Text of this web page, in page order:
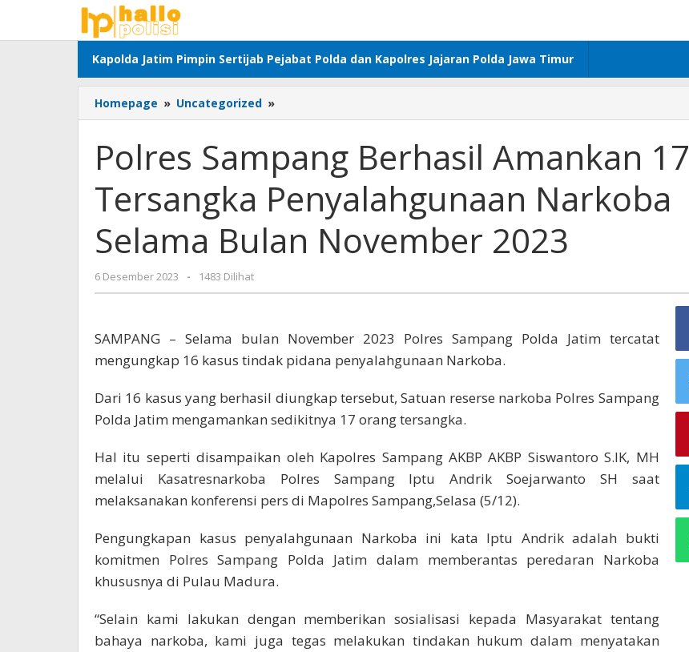
konten
Kapolda Jatim Pimpin Sertijab Pejabat Polda dan Kapolres Jajaran Polda Jawa Timur
Homepage » Uncategorized »
Sampang
Amankan
17
Tersangka
Penyalahgunaan
Narkoba
Selama
Bulan
Polres Sampang Berhasil Amankan 17
Tersangka Penyalahgunaan Narkoba
Selama Bulan November 2023
6 Desember 2023
oleh
Adhis
- 1483 Dilihat
SAMPANG – Selama bulan November 2023 Polres Sampang Polda Jatim tercatat
mengungkap 16 kasus tindak pidana penyalahgunaan Narkoba.
Dari 16 kasus yang berhasil diungkap tersebut, Satuan reserse narkoba Polres Sampang
Polda Jatim mengamankan sedikitnya 17 orang tersangka.
Hal itu seperti disampaikan oleh Kapolres Sampang AKBP AKBP Siswantoro S.IK, MH
melalui Kasatresnarkoba Polres Sampang Iptu Andrik Soejarwanto SH saat
melaksanakan konferensi pers di Mapolres Sampang,Selasa (5/12).
Pengungkapan kasus penyalahgunaan Narkoba ini kata Iptu Andrik adalah bukti
komitmen Polres Sampang Polda Jatim dalam memberantas peredaran Narkoba
khususnya di Pulau Madura.
“Selain kami lakukan dengan memberikan sosialisasi kepada Masyarakat tentang
bahaya narkoba, kami juga tegas melakukan tindakan hukum dalam menyatakan